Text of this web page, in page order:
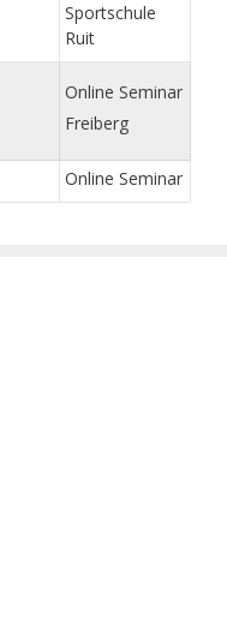
Sportschule
Ruit
Online Seminar
Freiberg
Online Seminar